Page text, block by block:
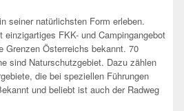
seiner natürlichsten Form erleben.
einzigartiges FKK- und Campingangebot
Grenzen Österreichs bekannt. 70
sind Naturschutzgebiet. Dazu zählen
die bei speziellen Führungen
und beliebt ist auch der Radweg